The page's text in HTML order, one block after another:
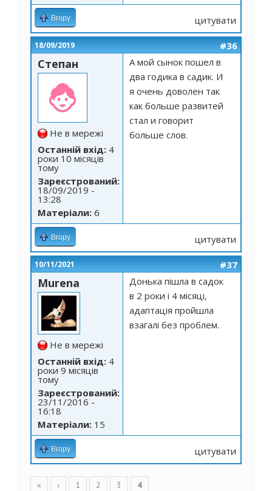
Вгору цитувати
18/09/2019 #36
Степан
Не в мережі
Останній вхід: 4
роки 10 місяців
тому
Зареєстрований:
18/09/2019 -
13:28
Матеріали: 6
А мой сынок пошел в
два годика в садик. И
я очень доволен так
как больше развитей
стал и говорит
больше слов.
Вгору цитувати
10/11/2021 #37
Murena
Не в мережі
Останній вхід: 4
роки 9 місяців
тому
Зареєстрований:
23/11/2016 -
16:18
Матеріали: 15
Донька пішла в садок
в 2 роки і 4 місяці,
адаптація пройшла
взагалі без проблем.
Вгору цитувати
Сторінки
« ‹ 1 2 3 4